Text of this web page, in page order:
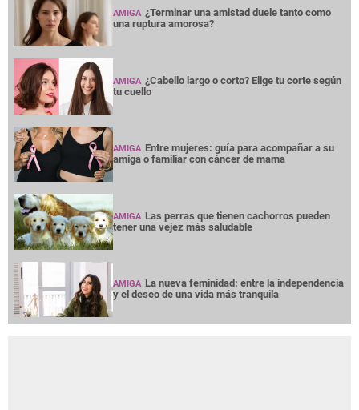
AMIGA ¿Terminar una amistad duele tanto como
una ruptura amorosa?
AMIGA ¿Cabello largo o corto? Elige tu corte según
tu cuello
AMIGA Entre mujeres: guía para acompañar a su
amiga o familiar con cáncer de mama
AMIGA Las perras que tienen cachorros pueden
tener una vejez más saludable
AMIGA La nueva feminidad: entre la independencia
y el deseo de una vida más tranquila